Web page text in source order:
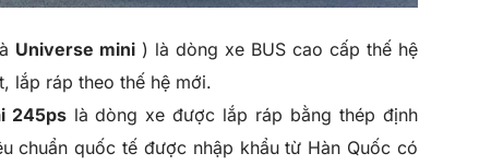
Universe mini ) là dòng xe BUS cao cấp thế hệ
lắp ráp theo thế hệ mới.
245pslà dòng xe được lắp ráp bằng thép định
chuẩn quốc tế được nhập khẩu từ Hàn Quốc có